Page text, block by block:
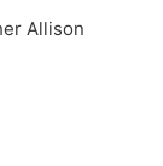
Allison